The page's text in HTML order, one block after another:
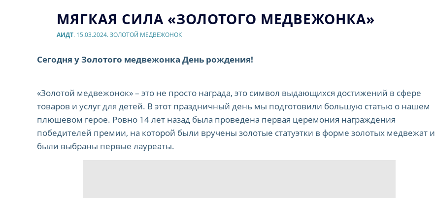
МЯГКАЯ СИЛА «ЗОЛОТОГО МЕДВЕЖОНКА»
АИДТ. 15.03.2024. ЗОЛОТОЙ МЕДВЕЖОНОК
Сегодня у Золотого медвежонка День рождения!
«Золотой медвежонок» – это не просто награда, это символ выдающихся достижений в сфере
товаров и услуг для детей. В этот праздничный день мы подготовили большую статью о нашем
плюшевом герое. Ровно 14 лет назад была проведена первая церемония награждения
победителей премии, на которой были вручены золотые статуэтки в форме золотых медвежат и
были выбраны первые лауреаты.